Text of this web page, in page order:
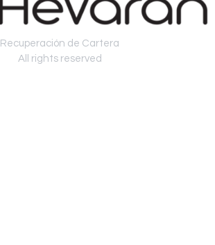
Recuperación de Cartera
All rights reserved